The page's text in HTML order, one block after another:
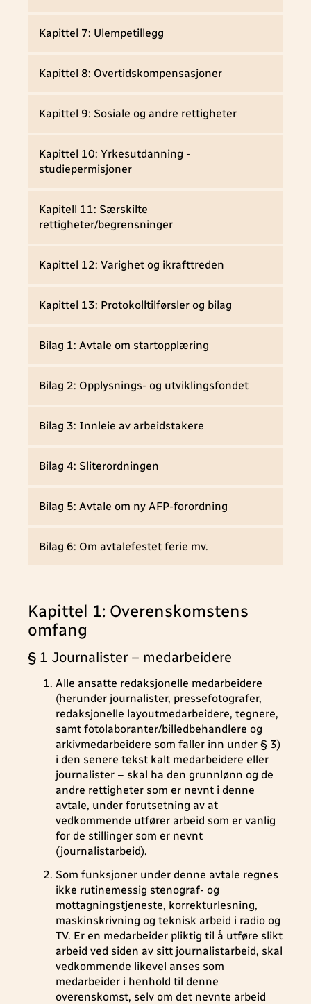
Kapittel 7: Ulempetillegg
Kapittel 8: Overtidskompensasjoner
Kapittel 9: Sosiale og andre rettigheter
Kapittel 10: Yrkesutdanning -
studiepermisjoner
Kapitell 11: Særskilte
rettigheter/begrensninger
Kapittel 12: Varighet og ikrafttreden
Kapittel 13: Protokolltilførsler og bilag
Bilag 1: Avtale om startopplæring
Bilag 2: Opplysnings- og utviklingsfondet
Bilag 3: Innleie av arbeidstakere
Bilag 4: Sliterordningen
Bilag 5: Avtale om ny AFP-forordning
Bilag 6: Om avtalefestet ferie mv.
Kapittel 1: Overenskomstens
omfang
§ 1 Journalister – medarbeidere
Alle ansatte redaksjonelle medarbeidere
(herunder journalister, pressefotografer,
redaksjonelle layoutmedarbeidere, tegnere,
samt fotolaboranter/billedbehandlere og
arkivmedarbeidere som faller inn under § 3)
i den senere tekst kalt medarbeidere eller
journalister – skal ha den grunnlønn og de
andre rettigheter som er nevnt i denne
avtale, under forutsetning av at
vedkommende utfører arbeid som er vanlig
for de stillinger som er nevnt
(journalistarbeid).
Som funksjoner under denne avtale regnes
ikke rutinemessig stenograf- og
mottagningstjeneste, korrekturlesning,
maskinskrivning og teknisk arbeid i radio og
TV. Er en medarbeider pliktig til å utføre slikt
arbeid ved siden av sitt journalistarbeid, skal
vedkommende likevel anses som
medarbeider i henhold til denne
overenskomst, selv om det nevnte arbeid